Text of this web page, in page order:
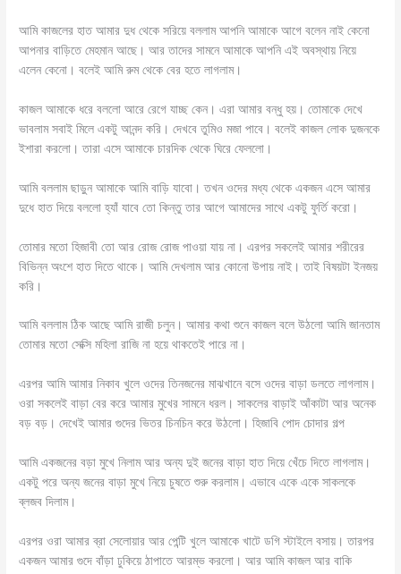
আমি কাজলের হাত আমার দুধ থেকে সরিয়ে বললাম আপনি আমাকে আগে বলেন নাই কেনো
আপনার বাড়িতে মেহমান আছে। আর তাদের সামনে আমাকে আপনি এই অবস্থায় নিয়ে
এলেন কেনো। বলেই আমি রুম থেকে বের হতে লাগলাম।
কাজল আমাকে ধরে বললো আরে রেগে যাচ্ছ কেন। এরা আমার বন্ধু হয়। তোমাকে দেখে
ভাবলাম সবাই মিলে একটু আনন্দ করি। দেখবে তুমিও মজা পাবে। বলেই কাজল লোক দুজনকে
ইশারা করলো। তারা এসে আমাকে চারদিক থেকে ঘিরে ফেললো।
আমি বললাম ছাড়ুন আমাকে‌ আমি বাড়ি যাবো। তখন ওদের মধ্য থেকে একজন এসে আমার
দুধে হাত দিয়ে বললো হ্যাঁ যাবে তো কিন্তু তার আগে আমাদের সাথে একটু ফুর্তি করো।
তোমার মতো হিজাবী তো আর রোজ রোজ পাওয়া যায় না। এরপর সকলেই আমার শরীরের
বিভিন্ন অংশে হাত দিতে থাকে। আমি দেখলাম আর কোনো উপায় নাই। তাই বিষয়টা ইনজয়
করি।
আমি বললাম ঠিক আছে আমি রাজী চলুন। আমার কথা শুনে কাজল বলে উঠলো আমি জানতাম
তোমার মতো সেক্সি মহিলা রাজি না হয়ে থাকতেই পারে না।
এরপর আমি আমার নিকাব খুলে ওদের তিনজনের মাঝখানে বসে ওদের বাড়া ডলতে লাগলাম।
ওরা সকলেই বাড়া বের করে আমার মুখের সামনে ধরল। সাকলের বাড়াই আঁকাটা আর অনেক
বড় বড়। দেখেই আমার গুদের ভিতর চিনচিন করে উঠলো। হিজাবি পোদ চোদার গল্প
আমি একজনের বড়া মুখে নিলাম আর অন্য দুই জনের বাড়া হাত দিয়ে খেঁচে দিতে লাগলাম।
একটু পরে অন্য জনের বাড়া মুখে নিয়ে চুষতে শুরু করলাম। এভাবে একে একে সাকলকে
ব্লজব দিলাম।
এরপর ওরা আমার ব্রা সেলোয়ার আর পেন্টি খুলে আমাকে খাটে ডগি স্টাইলে বসায়। তারপর
একজন আমার গুদে বাঁড়া ঢুকিয়ে ঠাপাতে আরম্ভ করলো। আর আমি কাজল আর বাকি